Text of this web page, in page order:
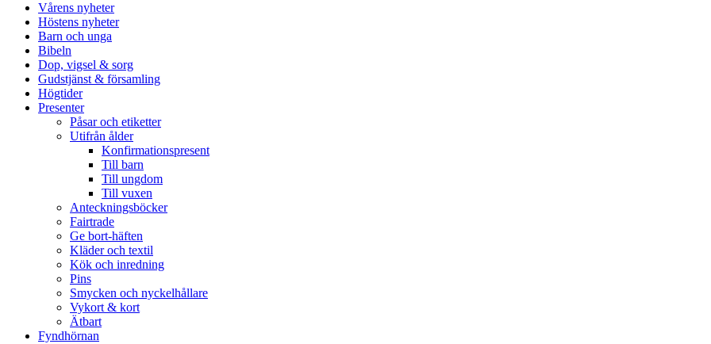
Vårens nyheter
Höstens nyheter
Barn och unga
Bibeln
Dop, vigsel & sorg
Gudstjänst & församling
Högtider
Presenter
Påsar och etiketter
Utifrån ålder
Konfirmationspresent
Till barn
Till ungdom
Till vuxen
Anteckningsböcker
Fairtrade
Ge bort-häften
Kläder och textil
Kök och inredning
Pins
Smycken och nyckelhållare
Vykort & kort
Ätbart
Fyndhörnan